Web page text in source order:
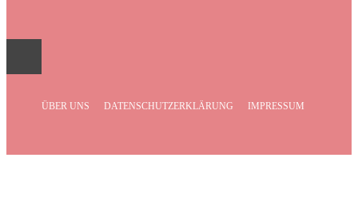
ÜBER UNS DATENSCHUTZERKLÄRUNG IMPRESSUM